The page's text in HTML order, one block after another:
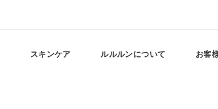
スキンケア ルルルンについて お客